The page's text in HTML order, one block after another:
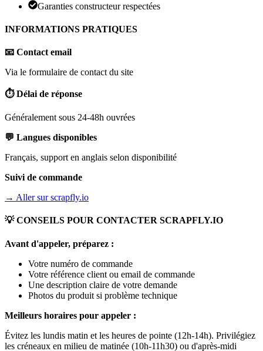
Garanties constructeur respectées
INFORMATIONS PRATIQUES
📧 Contact email
Via le formulaire de contact du site
⏱️ Délai de réponse
Généralement sous 24-48h ouvrées
💬 Langues disponibles
Français, support en anglais selon disponibilité
Suivi de commande
→ Aller surscrapfly.io
💡 CONSEILS POUR CONTACTER SCRAPFLY.IO
Avant d'appeler, préparez :
Votre numéro de commande
Votre référence client ou email de commande
Une description claire de votre demande
Photos du produit si problème technique
Meilleurs horaires pour appeler :
Évitez les lundis matin et les heures de pointe (12h-14h). Privilégiez
les créneaux en milieu de matinée (10h-11h30) ou d'après-midi